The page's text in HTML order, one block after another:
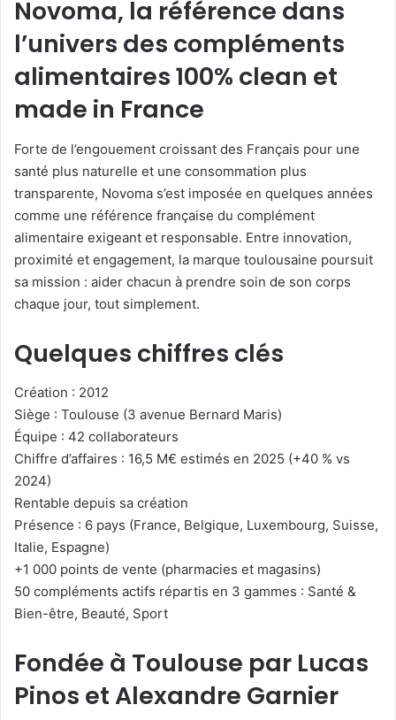
Novoma, la référence dans
l’univers des compléments
alimentaires 100% clean et
made in France
Forte de l’engouement croissant des Français pour une
santé plus naturelle et une consommation plus
transparente, Novoma s’est imposée en quelques années
comme une référence française du complément
alimentaire exigeant et responsable. Entre innovation,
proximité et engagement, la marque toulousaine poursuit
sa mission : aider chacun à prendre soin de son corps
chaque jour, tout simplement.
Quelques chiffres clés
Création : 2012
Siège : Toulouse (3 avenue Bernard Maris)
Équipe : 42 collaborateurs
Chiffre d’affaires : 16,5 M€ estimés en 2025 (+40 % vs
2024)
Rentable depuis sa création
Présence : 6 pays (France, Belgique, Luxembourg, Suisse,
Italie, Espagne)
+1 000 points de vente (pharmacies et magasins)
50 compléments actifs répartis en 3 gammes : Santé &
Bien-être, Beauté, Sport
Fondée à Toulouse par Lucas
Pinos et Alexandre Garnier